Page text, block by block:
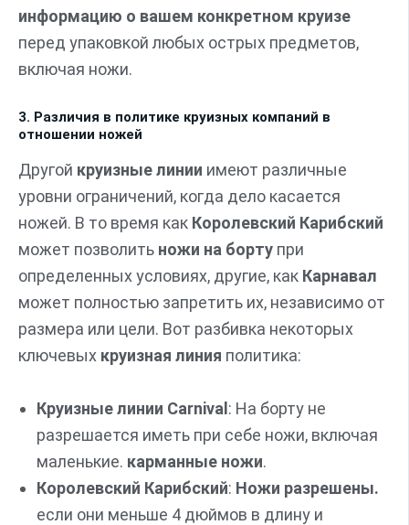
информацию о вашем конкретном круизе
перед упаковкой любых острых предметов,
включая ножи.
3. Различия в политике круизных компаний в
отношении ножей
Другой круизные линии имеют различные
уровни ограничений, когда дело касается
ножей. В то время как Королевский Карибский
может позволить ножи на борту при
определенных условиях, другие, как Карнавал
может полностью запретить их, независимо от
размера или цели. Вот разбивка некоторых
ключевых круизная линия политика:
Круизные линии Carnival : На борту не
разрешается иметь при себе ножи, включая
маленькие. карманные ножи.
Королевский Карибский: Ножи разрешены.
если они меньше 4 дюймов в длину и